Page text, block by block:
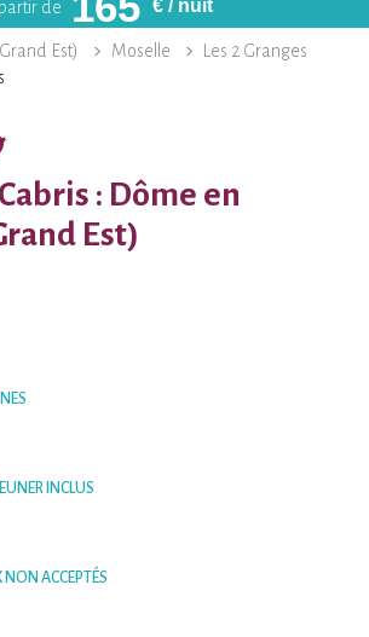
de € / nuit
Est) Moselle
Les 2 Granges
: Dôme en
Est)
INCLUS
ACCEPTÉS